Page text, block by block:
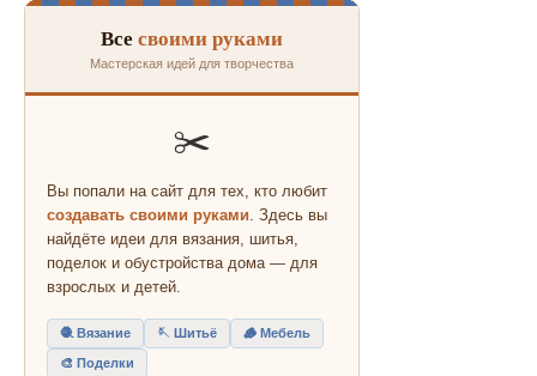
Все своими руками
Мастерская идей для творчества
✂️
Вы попали на сайт для тех, кто любит
создавать своими руками. Здесь вы
найдёте идеи для вязания, шитья,
поделок и обустройства дома — для
взрослых и детей.
🧶 Вязание 🪡 Шитьё 🪵 Мебель
🎨 Поделки